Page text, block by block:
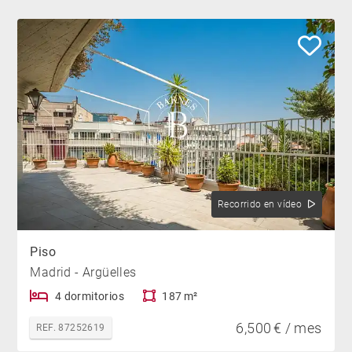
Recorrido en vídeo
Piso
Madrid - Argüelles
4 dormitorios 187 m²
REF. 87252619 6,500 € / mes